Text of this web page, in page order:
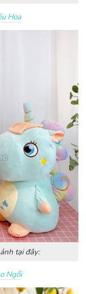
Hoa
tại đây:
Ngồi